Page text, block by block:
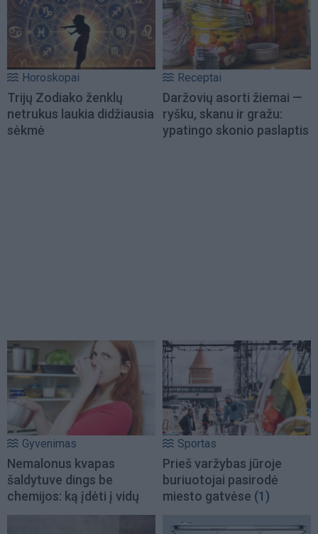
Horoskopai
Trijų Zodiako ženklų
netrukus laukia didžiausia
sėkmė
Receptai
Daržovių asorti žiemai —
ryšku, skanu ir gražu:
ypatingo skonio paslaptis
Gyvenimas
Nemalonus kvapas
šaldytuve dings be
chemijos: ką įdėti į vidų
Sportas
Prieš varžybas jūroje
buriuotojai pasirodė
miesto gatvėse (1)